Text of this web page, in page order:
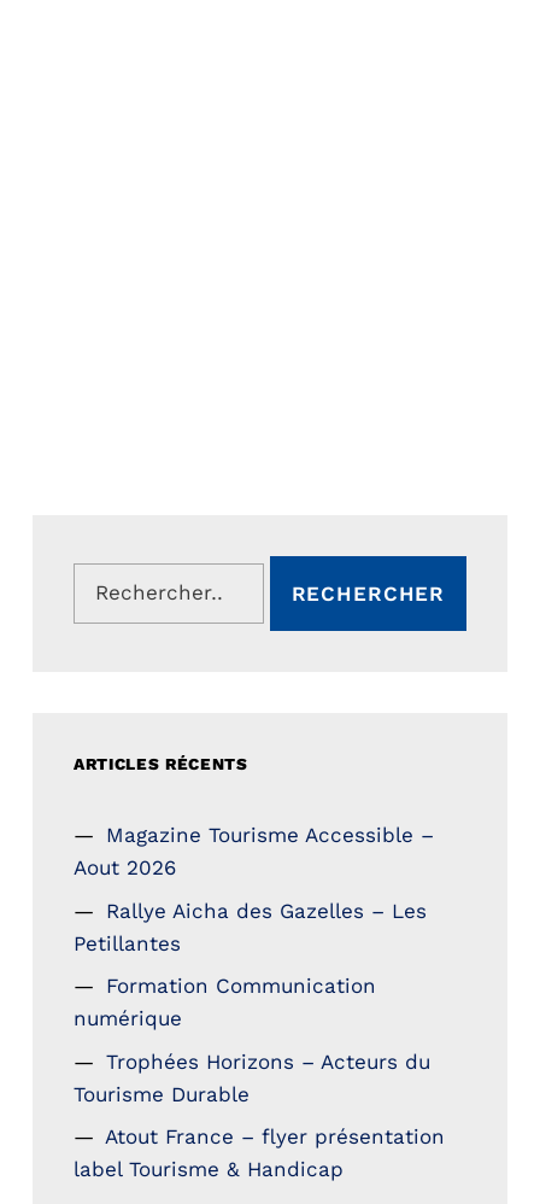
Rechercher :
ARTICLES RÉCENTS
Magazine Tourisme Accessible –
Aout 2026
Rallye Aicha des Gazelles – Les
Petillantes
Formation Communication
numérique
Trophées Horizons – Acteurs du
Tourisme Durable
Atout France – flyer présentation
label Tourisme & Handicap